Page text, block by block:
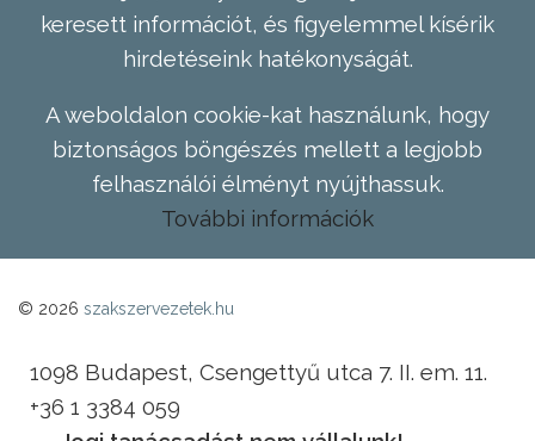
keresett információt, és figyelemmel kísérik
hirdetéseink hatékonyságát.
A weboldalon cookie-kat használunk, hogy
biztonságos böngészés mellett a legjobb
felhasználói élményt nyújthassuk.
További információk
© 2026 szakszervezetek.hu
1098 Budapest, Csengettyű utca 7. II. em. 11.
+36 1 3384 059